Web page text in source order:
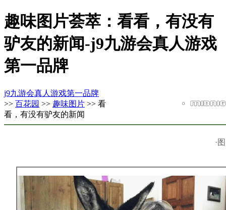
趣味图片荟萃：看看，有没有
驴友的新闻-j9九游会真人游戏
第一品牌
j9九游会真人游戏第一品牌
>> 百花园 >> 趣味图片 >> 看
看，有没有驴友的新闻
·